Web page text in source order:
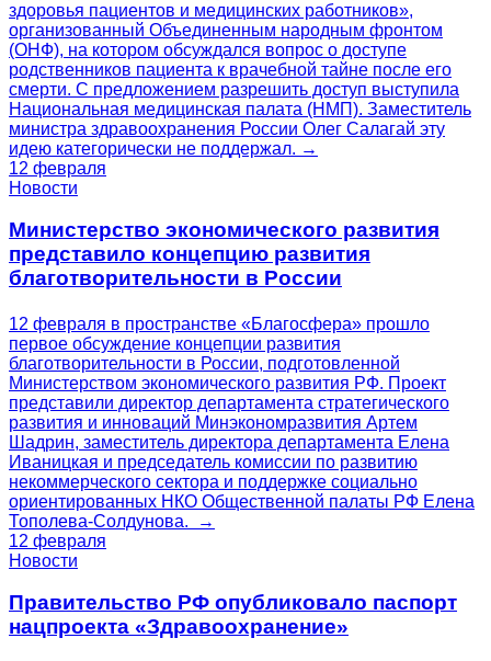
здоровья пациентов и медицинских работников»,
организованный Объединенным народным фронтом
(ОНФ), на котором обсуждался вопрос о доступе
родственников пациента к врачебной тайне после его
смерти. С предложением разрешить доступ выступила
Национальная медицинская палата (НМП). Заместитель
министра здравоохранения России Олег Салагай эту
идею категорически не поддержал. →
12 февраля
Новости
Министерство экономического развития
представило концепцию развития
благотворительности в России
12 февраля в пространстве «Благосфера» прошло
первое обсуждение концепции развития
благотворительности в России, подготовленной
Министерством экономического развития РФ. Проект
представили директор департамента стратегического
развития и инноваций Минэкономразвития Артем
Шадрин, заместитель директора департамента Елена
Иваницкая и председатель комиссии по развитию
некоммерческого сектора и поддержке социально
ориентированных НКО Общественной палаты РФ Елена
Тополева-Солдунова. →
12 февраля
Новости
Правительство РФ опубликовало паспорт
нацпроекта «Здравоохранение»